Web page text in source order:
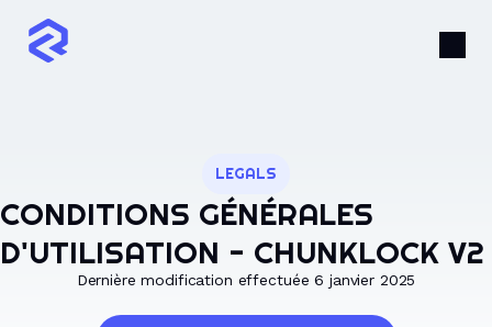
LEGALS
CONDITIONS GÉNÉRALES
D'UTILISATION - CHUNKLOCK V2
Dernière modification effectuée 6 janvier 2025